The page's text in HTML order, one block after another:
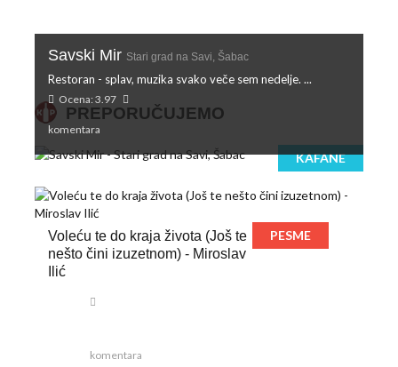
PREPORUČUJEMO
KAFANE
Savski Mir Stari grad na Savi, Šabac
Restoran - splav, muzika svako veče sem nedelje. ...
Ocena: 3.97
komentara
Voleću te do kraja života (Još te
nešto čini izuzetnom) - Miroslav
Ilić
PESME
komentara